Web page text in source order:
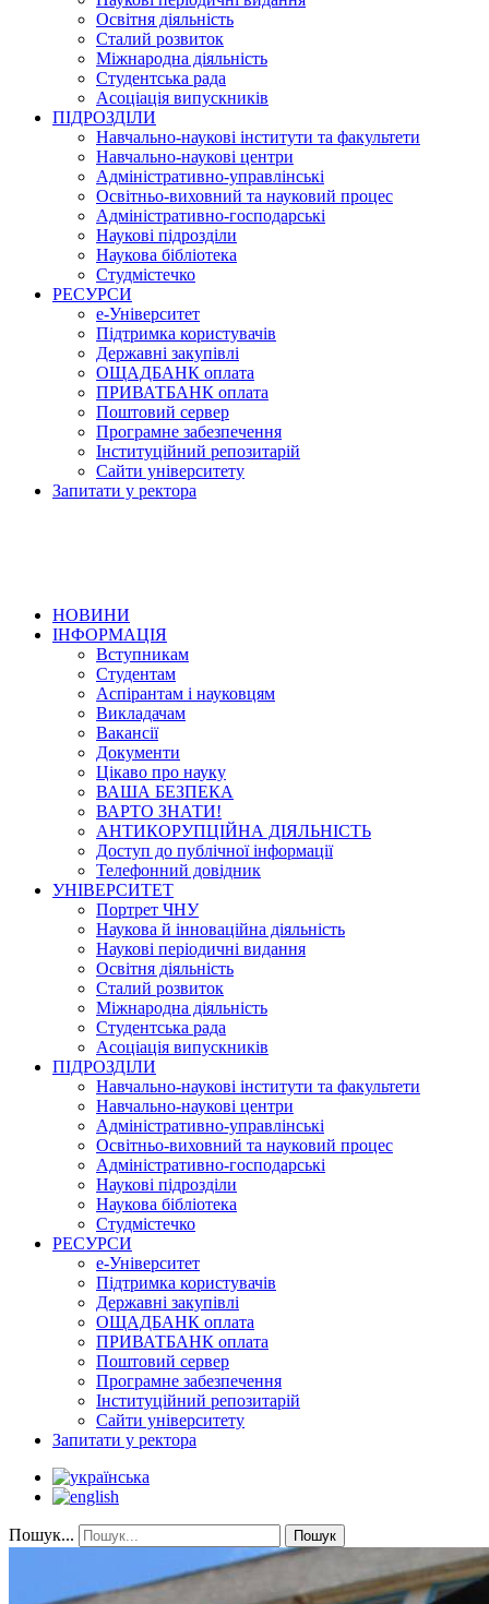
Освітня діяльність
Сталий розвиток
Міжнародна діяльність
Студентська рада
Асоціація випускників
ПІДРОЗДІЛИ
Навчально-наукові інститути та факультети
Навчально-наукові центри
Адміністративно-управлінські
Освітньо-виховний та науковий процес
Адміністративно-господарські
Наукові підрозділи
Наукова бібліотека
Студмістечко
РЕСУРСИ
е-Університет
Підтримка користувачів
Державні закупівлі
ОЩАДБАНК оплата
ПРИВАТБАНК оплата
Поштовий сервер
Програмне забезпечення
Інституційний репозитарій
Сайти університету
Запитати у ректора
НОВИНИ
ІНФОРМАЦІЯ
Вступникам
Студентам
Аспірантам і науковцям
Викладачам
Вакансії
Документи
Цікаво про науку
ВАША БЕЗПЕКА
ВАРТО ЗНАТИ!
АНТИКОРУПЦІЙНА ДІЯЛЬНІСТЬ
Доступ до публічної інформації
Телефонний довідник
УНІВЕРСИТЕТ
Портрет ЧНУ
Наукова й інноваційна діяльність
Наукові періодичні видання
Освітня діяльність
Сталий розвиток
Міжнародна діяльність
Студентська рада
Асоціація випускників
ПІДРОЗДІЛИ
Навчально-наукові інститути та факультети
Навчально-наукові центри
Адміністративно-управлінські
Освітньо-виховний та науковий процес
Адміністративно-господарські
Наукові підрозділи
Наукова бібліотека
Студмістечко
РЕСУРСИ
е-Університет
Підтримка користувачів
Державні закупівлі
ОЩАДБАНК оплата
ПРИВАТБАНК оплата
Поштовий сервер
Програмне забезпечення
Інституційний репозитарій
Сайти університету
Запитати у ректора
Пошук... Пошук